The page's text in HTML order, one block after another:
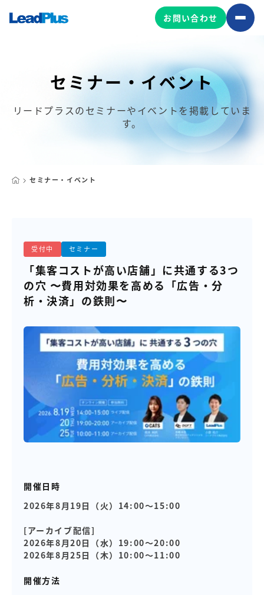
広告プロモーション
MA/CRM/SFA導入・運用
コンテンツ制作
マーケティングサービスの製品
【店舗型ビジネス向け】エリ
マーケティングサービス
【金融機関向け】マーケティ
ング
サービス
グ
サービス
ビス（LINE）
広告プロモーションの製品
【クリニック向け】新規集患
Web広告サービス
【歯科業界向け】新規集患
Web広告パッケージ
【塾・個別塾業界向け】新規
集客Web広告パッケージ
サイトアクセス増加パッケー
ジ
Web制作の製品
WEBプラス
お問い合わせ
セミナー・イベント
セミナー・イベント
リードプラスのセミナーやイベントを掲載していま
す。
受付中 セミナー
「集客コストが高い店舗」に共通する3つ
の穴 〜費用対効果を高める「広告・分
析・決済」の鉄則〜
開催日時
2026年8月19日（火）14:00～15:00
[アーカイブ配信]
2026年8月20日（水）19:00～20:00
2026年8月25日（木）10:00～11:00
開催方法